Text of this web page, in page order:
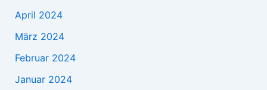
April 2024
März 2024
Februar 2024
Januar 2024